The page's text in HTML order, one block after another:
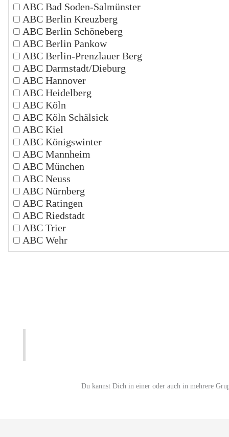
ABC Bad Soden-Salmünster
ABC Berlin Kreuzberg
ABC Berlin Schöneberg
ABC Berlin Pankow
ABC Berlin-Prenzlauer Berg
ABC Darmstadt/Dieburg
ABC Hannover
ABC Heidelberg
ABC Köln
ABC Köln Schälsick
ABC Kiel
ABC Königswinter
ABC Mannheim
ABC München
ABC Neuss
ABC Nürnberg
ABC Ratingen
ABC Riedstadt
ABC Trier
ABC Wehr
Du kannst Dich in einer oder auch in mehrere